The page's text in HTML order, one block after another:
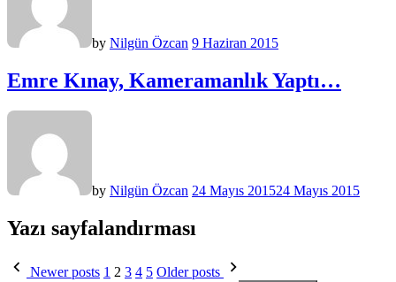
by Nilgün Özcan 9 Haziran 2015
Emre Kınay, Kameramanlık Yaptı…
by Nilgün Özcan 24 Mayıs 201524 Mayıs 2015
Yazı sayfalandırması
Newer posts 1 2 3 4 5 Older posts